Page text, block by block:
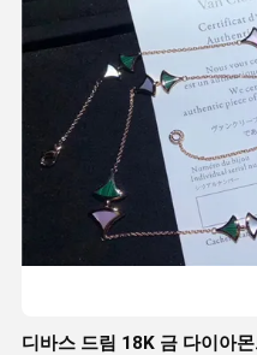
디바스 드림 18K 금 다이아